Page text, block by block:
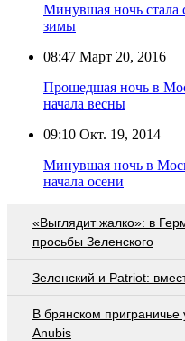
Минувшая ночь стала
зимы
08:47 Март 20, 2016
Прошедшая ночь в
начала весны
09:10 Окт. 19, 2014
Минувшая ночь в
начала осени
«Выглядит жалко»: в
просьбы Зеленского
Зеленский и Patriot:
В брянском
Anubis